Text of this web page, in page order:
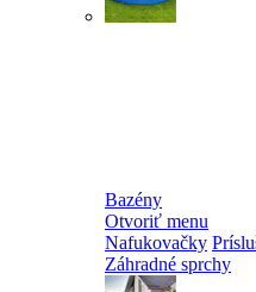
Bazény
Otvoriť menu
Nafukovačky
Záhradné sprchy